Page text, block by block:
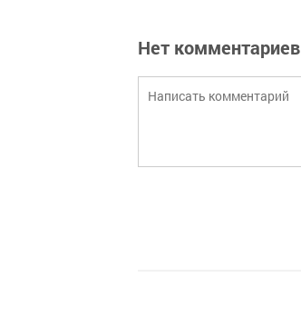
Нет комментариев